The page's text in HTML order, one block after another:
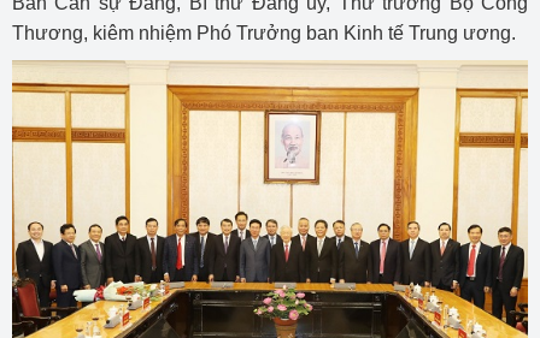
Thương, kiêm nhiệm Phó Trưởng ban Kinh tế Trung ương.